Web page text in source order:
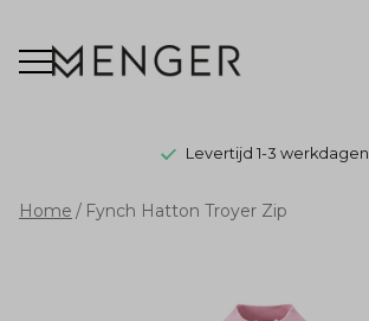
Levertijd 1-3 werkdagen
Fynch
Home Fynch Hatton Troyer Zip